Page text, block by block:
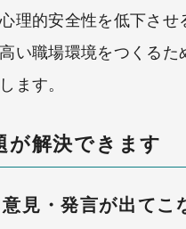
理的安全性を低下させ
い職場環境をつくるた
ます。
が解決できます
見・発言が出てこ